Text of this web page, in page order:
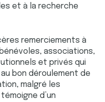
et à la recherche
remerciements à
associations,
et privés qui
bon déroulement de
malgré les
d’un